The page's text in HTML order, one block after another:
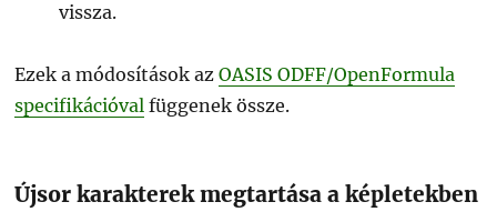
vissza.
Ezek a módosítások azOASIS ODFF/OpenFormula
specifikációval függenek össze.
Újsor karakterek megtartása a képletekben